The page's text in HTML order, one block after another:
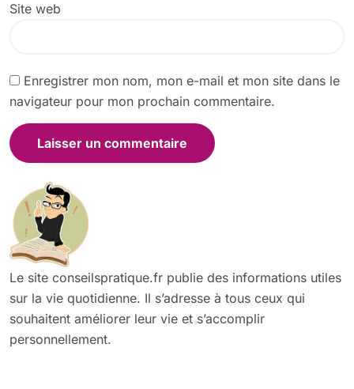
Site web
Enregistrer mon nom, mon e-mail et mon site dans le
navigateur pour mon prochain commentaire.
Le site conseilspratique.fr publie des informations utiles
sur la vie quotidienne. Il s’adresse à tous ceux qui
souhaitent améliorer leur vie et s’accomplir
personnellement.